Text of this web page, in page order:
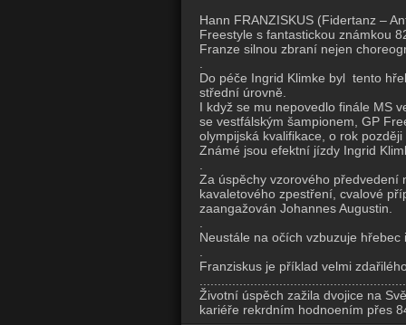
Hann FRANZISKUS (Fidertanz –
Freestyle s fantastickou známkou
Franze silnou zbraní nejen
Do péče Ingrid Klimke byl tento
střední úrovně.
I když se mu nepovedlo finále MS
se vestfálským šampionem, GP
olympijská kvalifikace, o rok
Známé jsou efektní jízdy Ingrid
Za úspěchy vzorového předvedení
kavaletového zpestření, cvalové
zaangažován Johannes Augustin.
Neustále na očích vzbuzuje hřebec
Franziskus je příklad velmi
Životní úspěch zažila dvojice na
kariéře rekrdním hodnoením přes